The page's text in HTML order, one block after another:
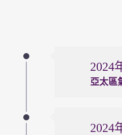
2024
亞太區
2024